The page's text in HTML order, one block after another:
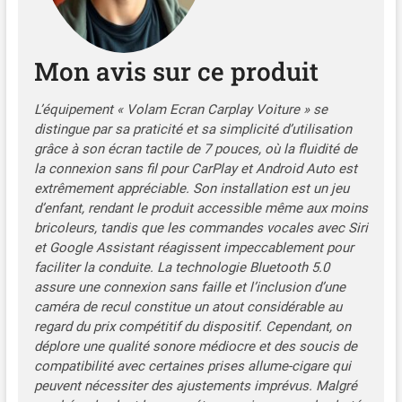
fonction de liaison de
sorte que certaines
applications ne sont pas
compatibles avec CarPlay
ou Android Auto (par
exemple, certaines
applications vidéo) peuvent
être affichées sur l’écran de
la voiture par duplication.
L'écran de voiture Volam
Carplay Android est votre
deuxième plus grand écran
et vous pouvez également
dupliquer des films pour
que les enfants puissent les
regarder lors de longs
trajets. Siri, assistant vocal
G00gle, navigation GPS en
direct : Volam Carplay
Mon avis sur ce produit
L’équipement « Volam Ecran Carplay Voiture » se
distingue par sa praticité et sa simplicité d’utilisation
grâce à son écran tactile de 7 pouces, où la fluidité de
la connexion sans fil pour CarPlay et Android Auto est
extrêmement appréciable. Son installation est un jeu
d’enfant, rendant le produit accessible même aux moins
bricoleurs, tandis que les commandes vocales avec Siri
et Google Assistant réagissent impeccablement pour
faciliter la conduite. La technologie Bluetooth 5.0
assure une connexion sans faille et l’inclusion d’une
caméra de recul constitue un atout considérable au
regard du prix compétitif du dispositif. Cependant, on
déplore une qualité sonore médiocre et des soucis de
compatibilité avec certaines prises allume-cigare qui
peuvent nécessiter des ajustements imprévus. Malgré